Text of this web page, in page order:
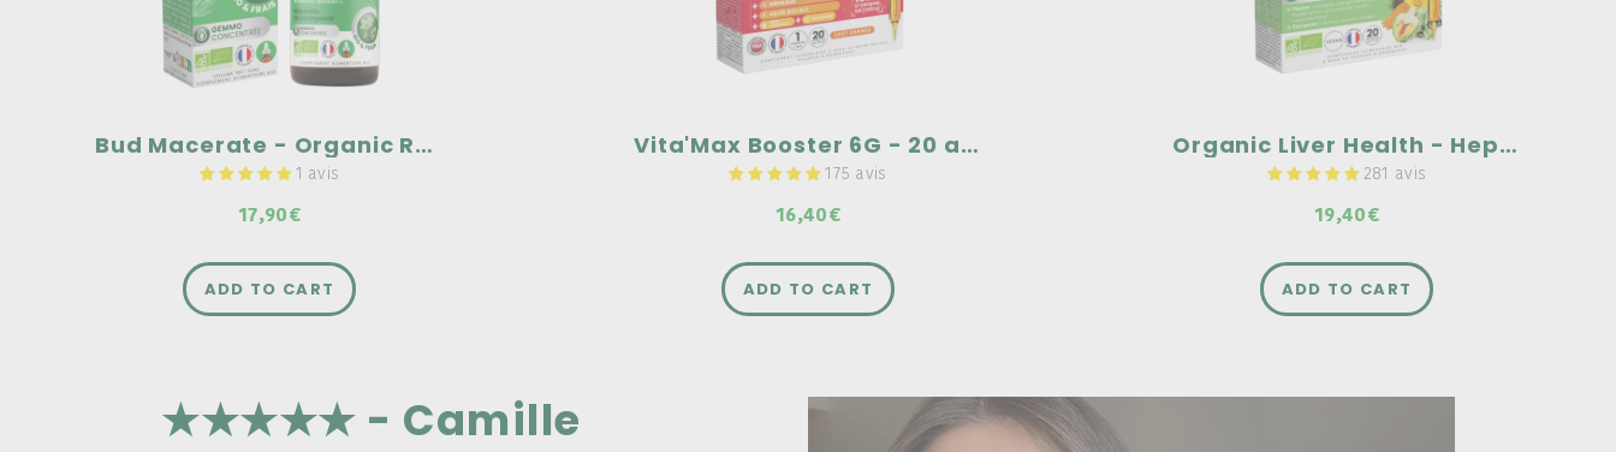
Bud Macerate - Organic Rosemary
1 avis
17,90€
ADD TO CART
Vita'Max Booster 6G - 20 ampoules
175 avis
16,40€
100% natural ingredients
ADD TO CART
Organic Liver Health - Hepatonic - 20 ampoules
281 avis
19,40€
Highly concentrated in organic
artichoke: 2500 mg dry plant equivalent.
ADD TO CART
★★★★★ - Camille